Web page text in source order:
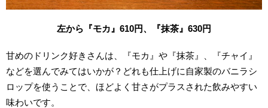
左から『モカ』610円、『抹茶』630円
甘めのドリンク好きさんは、『モカ』や『抹茶』、『チャイ』
などを選んでみてはいかが？どれも仕上げに自家製のバニラシ
ロップを使うことで、ほどよく甘さがプラスされた飲みやすい
味わいです。